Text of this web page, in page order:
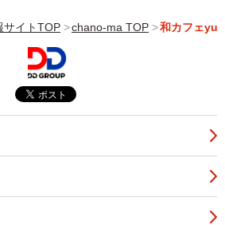
サイトTOP chano-ma TOP 和カフェ